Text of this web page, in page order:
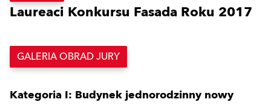
Laureaci Konkursu Fasada Roku 2017
GALERIA OBRAD JURY
Kategoria I: Budynek jednorodzinny nowy